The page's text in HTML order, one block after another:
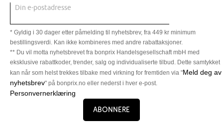
Din e-postadresse
* Gyldig i 30 dager etter påmelding til nyhetsbrev, fra 449 kr minimum
bestillingsverdi. Kan ikke kombineres med andre rabattaksjoner.
** Du vil motta nyhetsbrevet fra bonprix Handelsgesellschaft mbH med
eksklusive rabattkoder, trender, salg og individualiserte tilbud. Dette samtykket
kan når som helst trekkes tilbake med virkning for fremtiden via "Meld deg av
nyhetsbrev" på bonprix.no eller nederst i hver e-post.
Personvernerklæring
Abonnere